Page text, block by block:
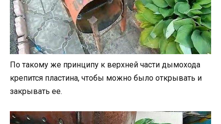
По такому же принципу к верхней части дымохода
крепится пластина, чтобы можно было открывать и
закрывать ее.